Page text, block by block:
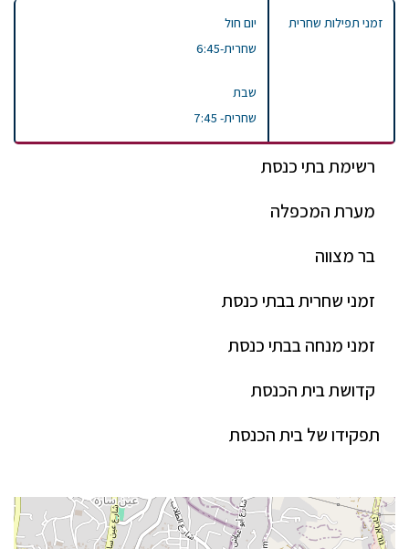
רשימת בתי כנסת
מערת המכפלה
בר מצווה
זמני שחרית בבתי כנסת
זמני מנחה בבתי כנסת
קדושת בית הכנסת
תפקידו של בית הכנסת
זמני תפילות שחרית
יום חול
שחרית-6:45
שבת
שחרית- 7:45